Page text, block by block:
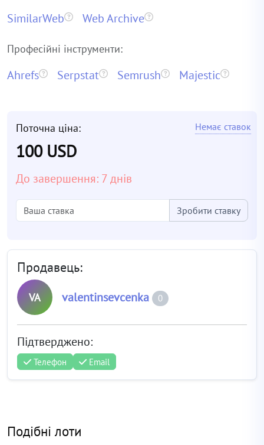
SimilarWeb
Web Archive
Професійні інструменти:
Ahrefs Serpstat Semrush Majestic
Поточна ціна:
100 USD
Немає ставок
До завершення: 7 днів
Зробити ставку
Продавець:
VA valentinsevcenka 0
Підтверджено:
Телефон Email
Подібні лоти